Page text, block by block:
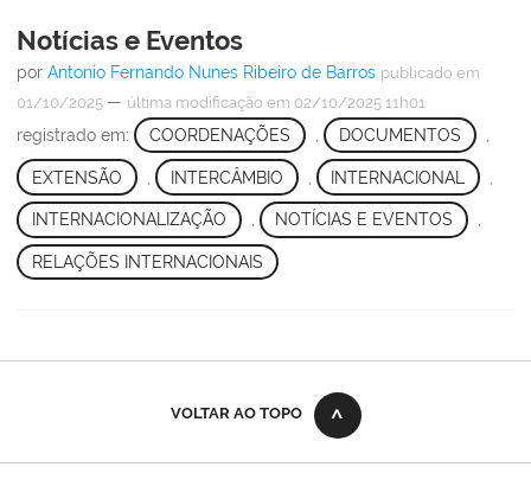
Notícias e Eventos
por Antonio Fernando Nunes Ribeiro de Barros publicado em
01/10/2025 — última modificação em 02/10/2025 11h01
registrado em: COORDENAÇÕES DOCUMENTOS
EXTENSÃO INTERCÂMBIO INTERNACIONAL
INTERNACIONALIZAÇÃO , NOTÍCIAS E EVENTOS ,
RELAÇÕES INTERNACIONAIS
VOLTAR AO TOPO